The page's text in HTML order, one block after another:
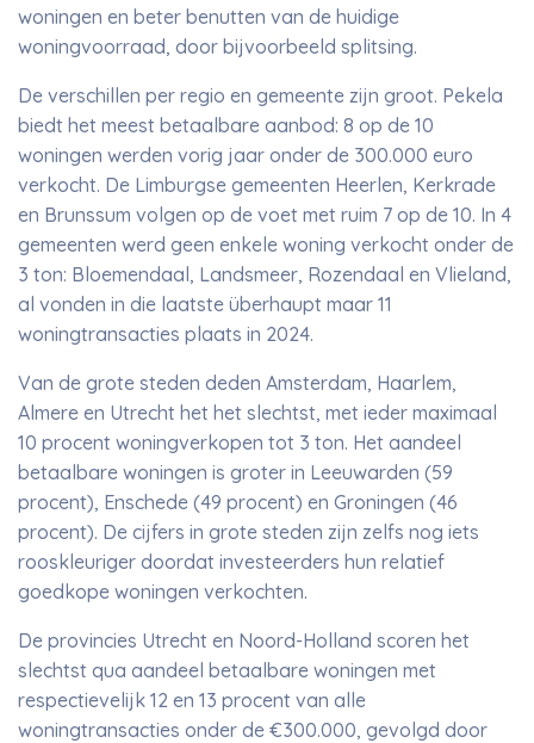
woningen en beter benutten van de huidige
woningvoorraad, door bijvoorbeeld splitsing.
De verschillen per regio en gemeente zijn groot. Pekela
biedt het meest betaalbare aanbod: 8 op de 10
woningen werden vorig jaar onder de 300.000 euro
verkocht. De Limburgse gemeenten Heerlen, Kerkrade
en Brunssum volgen op de voet met ruim 7 op de 10. In 4
gemeenten werd geen enkele woning verkocht onder de
3 ton: Bloemendaal, Landsmeer, Rozendaal en Vlieland,
al vonden in die laatste überhaupt maar 11
woningtransacties plaats in 2024.
Van de grote steden deden Amsterdam, Haarlem,
Almere en Utrecht het het slechtst, met ieder maximaal
10 procent woningverkopen tot 3 ton. Het aandeel
betaalbare woningen is groter in Leeuwarden (59
procent), Enschede (49 procent) en Groningen (46
procent). De cijfers in grote steden zijn zelfs nog iets
rooskleuriger doordat investeerders hun relatief
goedkope woningen verkochten.
De provincies Utrecht en Noord-Holland scoren het
slechtst qua aandeel betaalbare woningen met
respectievelijk 12 en 13 procent van alle
woningtransacties onder de €300.000, gevolgd door